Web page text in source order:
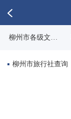
柳州市各级文物
保护单位
柳州市旅行社查询